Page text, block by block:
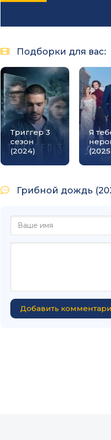
Подборки для вас:
Триггер 3
сезон
(2024)
Я
Грибной дождь
Добавить